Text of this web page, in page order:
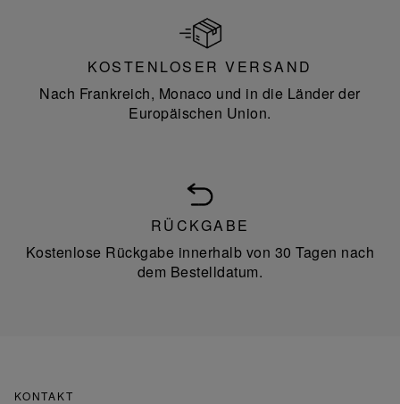
KOSTENLOSER VERSAND
Nach Frankreich, Monaco und in die Länder der
Europäischen Union.
RÜCKGABE
Kostenlose Rückgabe innerhalb von 30 Tagen nach
dem Bestelldatum.
KONTAKT